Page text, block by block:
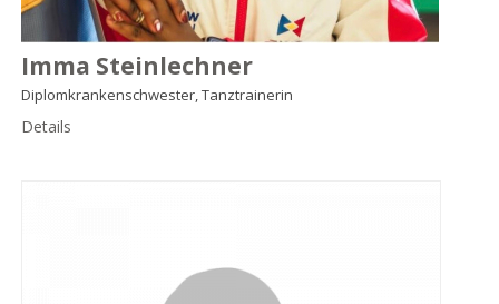
Imma Steinlechner
Diplomkrankenschwester, Tanztrainerin
Details